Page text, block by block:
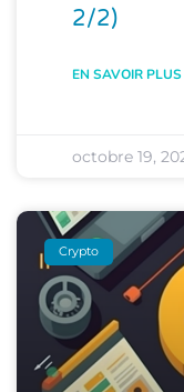
2/2)
EN SAVOIR PLUS
octobre 19,
Crypto